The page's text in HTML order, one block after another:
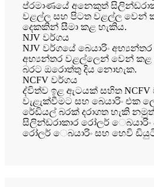
ප්රමාණයේ අනෙකුත්
වළල්ල සහ පිටත වළල්ල වෙන්
දෙකකින් සීමා කළ හැකිය.
NJV වර්ගය
NJV වර්ගයේ බෙයාරිං
අභ්‍යන්තර වළල්ලෙන් වෙන් කළ
බරට ඔරොත්තු දිය නොහැක.
NCFV වර්ගය
ද්විත්ව ඉළ ඇටයක් සහිත
වැළැක්වීමට සහ බෙයාරිං එක
රේඩියල් බරක් දරාගත හැකි
සිලින්ඩරාකාර රෝලර්
රෝලර් ෙබයාරිං සහ හෙවි